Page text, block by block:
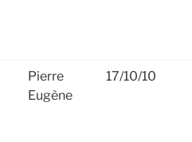
Pierre
Eugène
17/10/10